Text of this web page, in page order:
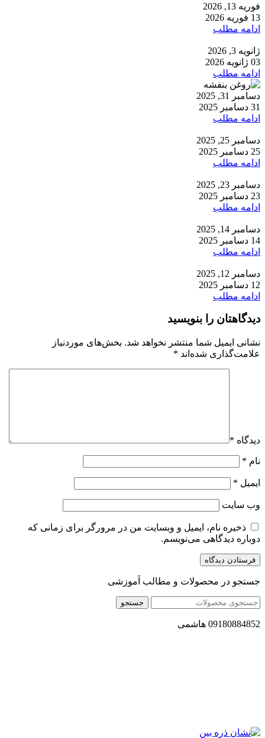
فوریه 13, 2026
13 فوریه 2026
ادامه مطلب
ژانویه 3, 2026
03 ژانویه 2026
ادامه مطلب
دسامبر 31, 2025
31 دسامبر 2025
ادامه مطلب
دسامبر 25, 2025
25 دسامبر 2025
ادامه مطلب
دسامبر 23, 2025
23 دسامبر 2025
ادامه مطلب
دسامبر 14, 2025
14 دسامبر 2025
ادامه مطلب
دسامبر 12, 2025
12 دسامبر 2025
ادامه مطلب
دیدگاهتان را بنویسید
نشانی ایمیل شما منتشر نخواهد شد. بخش‌های موردنیاز
علامت‌گذاری شده‌اند *
دیدگاه *
نام *
ایمیل *
وب‌ سایت
ذخیره نام، ایمیل و وبسایت من در مرورگر برای زمانی که
دوباره دیدگاهی می‌نویسم.
جستجو در محصولات و مطالب آموزشی
جستجو
09180884852 هاشمی